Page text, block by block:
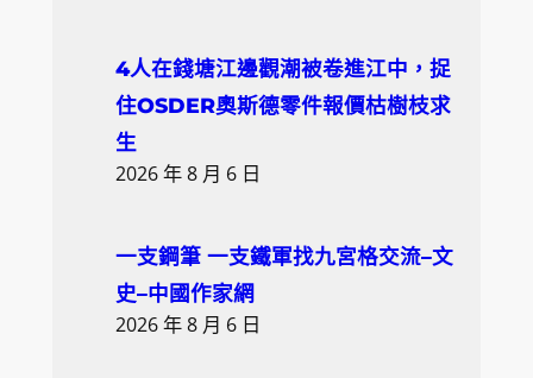
4人在錢塘江邊觀潮被卷進江中，捉
住OSDER奧斯德零件報價枯樹枝求
生
2026 年 8 月 6 日
一支鋼筆 一支鐵軍找九宮格交流–文
史–中國作家網
2026 年 8 月 6 日